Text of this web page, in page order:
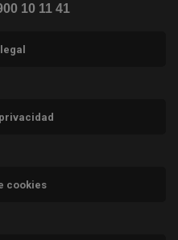
10 11 41
cookies